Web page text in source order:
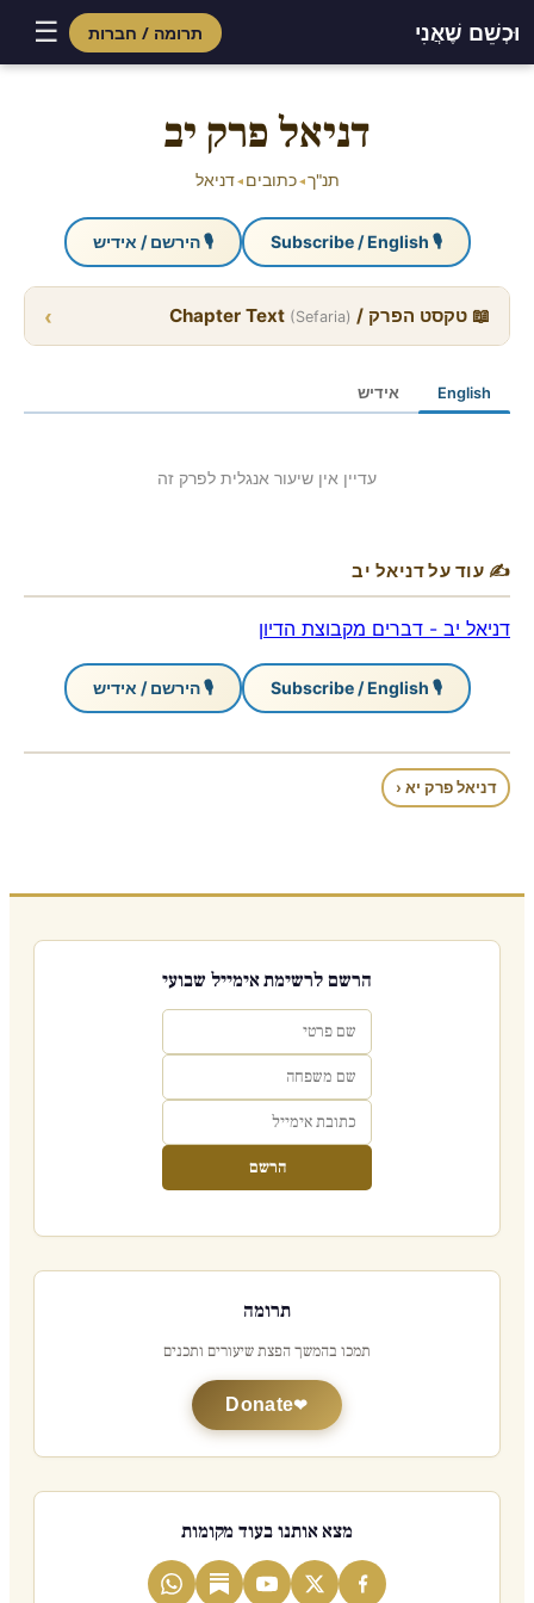
וּכְשֵׁם שֶׁאֲנִי תרומה / חברות ☰
דניאל פרק יב
תנ"ך ◂ כתובים ◂ דניאל
🎙 Subscribe / English 🎙 הירשם / אידיש
📖 טקסט הפרק / Chapter Text (Sefaria)
›
English אידיש
עדיין אין שיעור אנגלית לפרק זה
✍ עוד על דניאל יב
דניאל יב - דברים מקבוצת הדיון
🎙 Subscribe / English 🎙 הירשם / אידיש
דניאל פרק יא ‹
הרשם לרשימת אימייל שבועי
הרשם
תרומה
תמכו בהמשך הפצת שיעורים ותכנים
Donate
מצא אותנו בעוד מקומות